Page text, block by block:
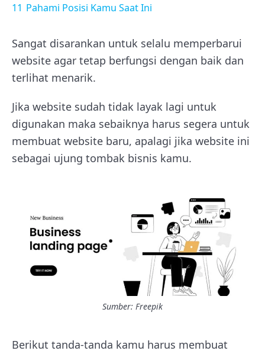
11 Pahami Posisi Kamu Saat Ini
Sangat disarankan untuk selalu memperbarui
website agar tetap berfungsi dengan baik dan
terlihat menarik.
Jika website sudah tidak layak lagi untuk
digunakan maka sebaiknya harus segera untuk
membuat website baru, apalagi jika website ini
sebagai ujung tombak bisnis kamu.
Sumber: Freepik
Berikut tanda-tanda kamu harus membuat